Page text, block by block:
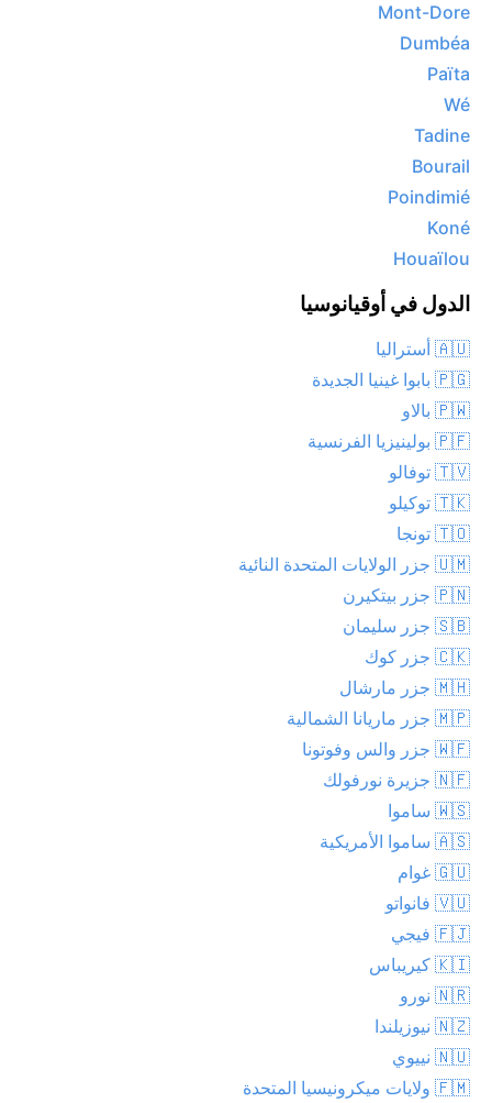
Mont-Dore
Dumbéa
Païta
Wé
Tadine
Bourail
Poindimié
Koné
Houaïlou
الدول في أوقيانوسيا
🇦🇺 أستراليا
🇵🇬 بابوا غينيا الجديدة
🇵🇼 بالاو
🇵🇫 بولينيزيا الفرنسية
🇹🇻 توفالو
🇹🇰 توكيلو
🇹🇴 تونجا
🇺🇲 جزر الولايات المتحدة النائية
🇵🇳 جزر بيتكيرن
🇸🇧 جزر سليمان
🇨🇰 جزر كوك
🇲🇭 جزر مارشال
🇲🇵 جزر ماريانا الشمالية
🇼🇫 جزر والس وفوتونا
🇳🇫 جزيرة نورفولك
🇼🇸 ساموا
🇦🇸 ساموا الأمريكية
🇬🇺 غوام
🇻🇺 فانواتو
🇫🇯 فيجي
🇰🇮 كيريباس
🇳🇷 نورو
🇳🇿 نيوزيلندا
🇳🇺 نييوي
🇫🇲 ولايات ميكرونيسيا المتحدة